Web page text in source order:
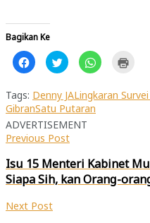
Bagikan Ke
Klik
untuk
membagikan
Facebook(Membuka
di
jendela
yang
baru)
Klik
untuk
berbagi
Twitter(Membuka
di
jendela
yang
baru)
Klik
untuk
di yang
Tags: Denny JALingkaran
GibranSatu Putaran
ADVERTISEMENT
Previous Post
Isu 15 Menteri Kabinet
Siapa Sih, kan Orang-
Next Post